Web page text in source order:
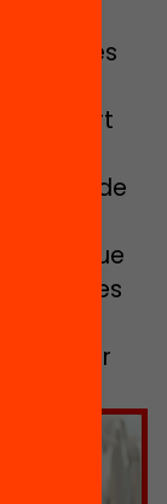
i que
són les
suport
del
de
i
que
famílies
informar